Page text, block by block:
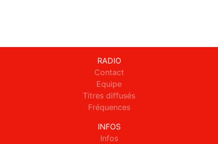
RADIO
Contact
Equipe
Titres diffusés
Fréquences
INFOS
Infos